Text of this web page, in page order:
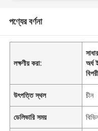
পণ্যের বর্ণনা
লক্ষণীয় করা:
অর্ধ
উৎপত্তি স্থল চীন
ডেলিভারি সময়